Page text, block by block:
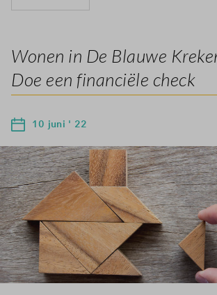
Wonen in De Blauwe
Doe een financiële check
10 juni ' 22